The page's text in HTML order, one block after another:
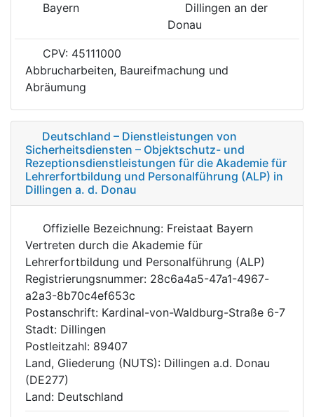
Bayern
Dillingen an der
Donau
CPV: 45111000
Abbrucharbeiten, Baureifmachung und
Abräumung
Deutschland – Dienstleistungen von
Sicherheitsdiensten – Objektschutz- und
Rezeptionsdienstleistungen für die Akademie für
Lehrerfortbildung und Personalführung (ALP) in
Dillingen a. d. Donau
Offizielle Bezeichnung: Freistaat Bayern
Vertreten durch die Akademie für
Lehrerfortbildung und Personalführung (ALP)
Registrierungsnummer: 28c6a4a5-47a1-4967-
a2a3-8b70c4ef653c
Postanschrift: Kardinal-von-Waldburg-Straße 6-7
Stadt: Dillingen
Postleitzahl: 89407
Land, Gliederung (NUTS): Dillingen a.d. Donau
(DE277)
Land: Deutschland